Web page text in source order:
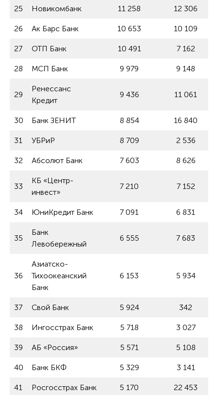
25 Новикомбанк 11 258 12 306
26 Ак Барс Банк 10 653 10 109
27 ОТП Банк 10 491 7 162
28 МСП Банк 9 979 9 148
29
Ренессанс
Кредит
9 436 11 061
30 Банк ЗЕНИТ 8 854 16 840
31 УБРиР 8 709 2 536
32 Абсолют Банк 7 603 8 626
33
КБ «Центр-
инвест»
7 210 7 152
34 ЮниКредит Банк 7 091 6 831
35
Банк
Левобережный
6 555 7 683
36
Азиатско-
Тихоокеанский
Банк
6 153 5 934
37 Свой Банк 5 924 342
38 Ингосстрах Банк 5 718 3 027
39 АБ «Россия» 5 571 5 108
40 Банк БКФ 5 329 3 141
41 Росгосстрах Банк 5 170 22 453